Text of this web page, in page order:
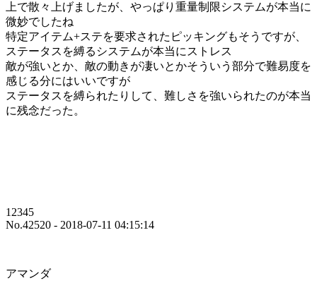
上で散々上げましたが、やっぱり重量制限システムが本当に
微妙でしたね
特定アイテム+ステを要求されたピッキングもそうですが、
ステータスを縛るシステムが本当にストレス
敵が強いとか、敵の動きが凄いとかそういう部分で難易度を
感じる分にはいいですが
ステータスを縛られたりして、難しさを強いられたのが本当
に残念だった。
12345
No.42520 - 2018-07-11 04:15:14
アマンダ